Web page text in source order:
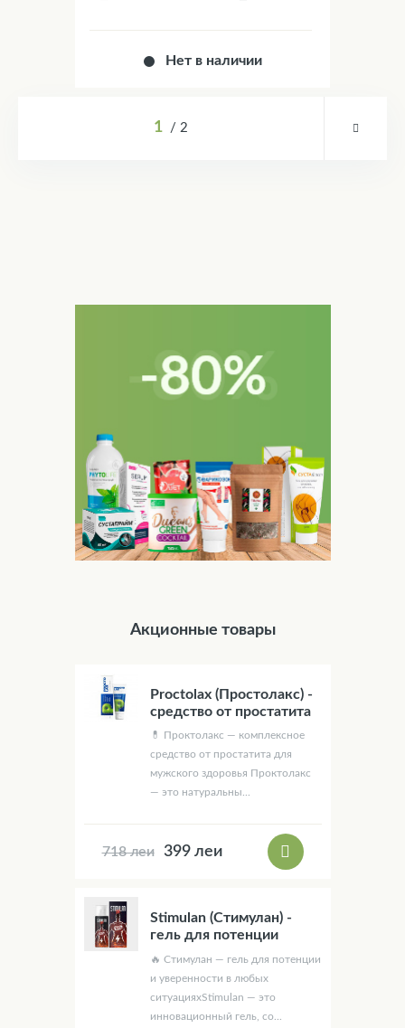
Нет в наличии
1 2
Акционные товары
Proctolax (Простолакс) -
средство от простатита
💊 Проктолакс — комплексное
средство от простатита для
мужского здоровья Проктолакс
— это натуральны...
718 леи 399 леи
Stimulan (Стимулан) -
гель для потенции
🔥 Стимулан — гель для потенции
и уверенности в любых
ситуацияхStimulan — это
инновационный гель, со...